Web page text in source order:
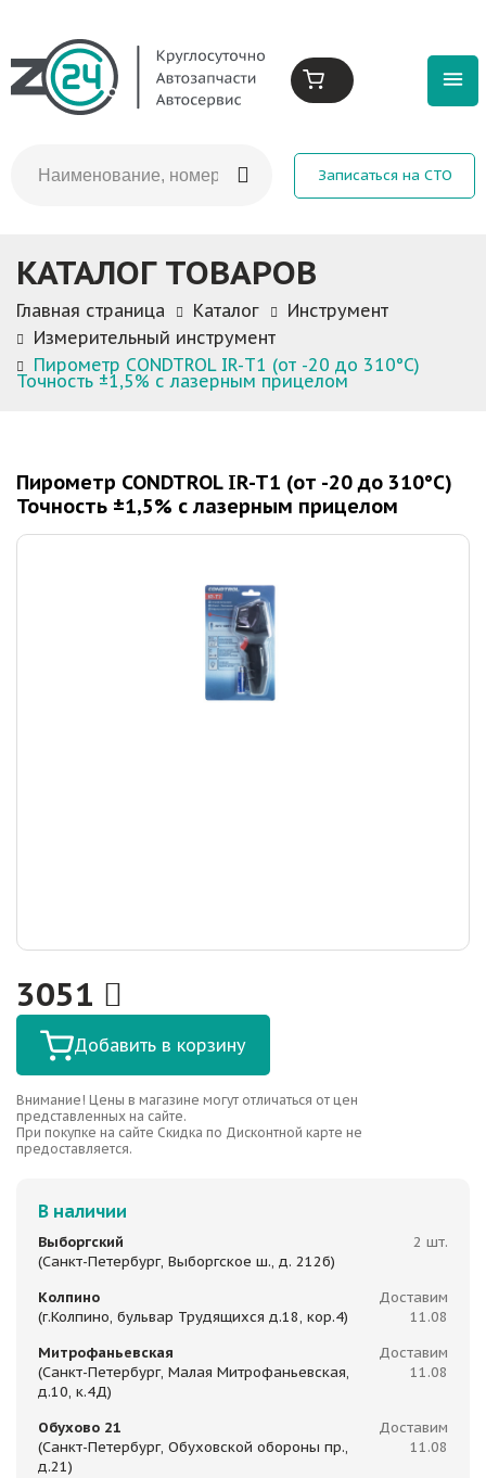
Записаться на СТО
КАТАЛОГ ТОВАРОВ
Главная страница Каталог
Инструмент
Измерительный инструмент
Пирометр CONDTROL IR-T1 (от -20 до 310°С)
Точность ±1,5% с лазерным прицелом
Пирометр CONDTROL IR-T1 (от -20 до 310°С)
Точность ±1,5% с лазерным прицелом
3051
Добавить в корзину
Внимание! Цены в магазине могут отличаться от цен
представленных на сайте.
При покупке на сайте Скидка по Дисконтной карте не
предоставляется.
В наличии
Выборгский
(Санкт-Петербург, Выборгское ш., д. 212б)
2 шт.
Колпино
(г.Колпино, бульвар Трудящихся д.18, кор.4)
Доставим
11.08
Митрофаньевская
(Санкт-Петербург, Малая Митрофаньевская,
д.10, к.4Д)
Доставим
11.08
Обухово 21
(Санкт-Петербург, Обуховской обороны пр.,
д.21)
Доставим
11.08